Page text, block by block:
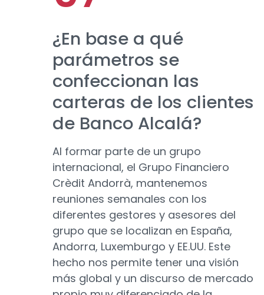
¿En base a qué
parámetros se
confeccionan las
carteras de los clientes
de Banco Alcalá?
Al formar parte de un grupo
internacional, el Grupo Financiero
Crèdit Andorrà, mantenemos
reuniones semanales con los
diferentes gestores y asesores del
grupo que se localizan en España,
Andorra, Luxemburgo y EE.UU. Este
hecho nos permite tener una visión
más global y un discurso de mercado